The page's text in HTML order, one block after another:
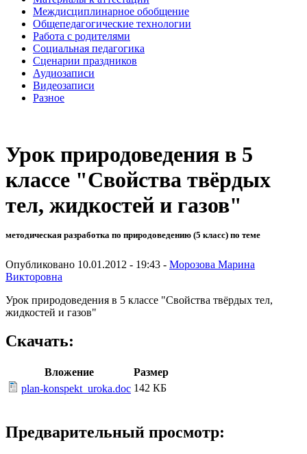
Междисциплинарное обобщение
Общепедагогические технологии
Работа с родителями
Социальная педагогика
Сценарии праздников
Аудиозаписи
Видеозаписи
Разное
Урок природоведения в 5
классе "Свойства твёрдых
тел, жидкостей и газов"
методическая разработка по природоведению (5 класс) по теме
Опубликовано 10.01.2012 - 19:43 - Морозова Марина
Викторовна
Урок природоведения в 5 классе "Свойства твёрдых тел,
жидкостей и газов"
Скачать:
Вложение
Размер
plan-konspekt_uroka.doc 142 КБ
Предварительный просмотр: